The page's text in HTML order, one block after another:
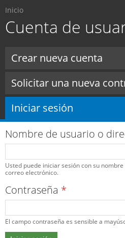
principal
Usted está aquí
Inicio
Cuenta de
Crear nueva cuenta
Solicitar una nueva
Iniciar sesión
Nombre de usuario o
Usted puede iniciar sesión con su
correo electrónico.
Contraseña *
El campo contraseña es sensible a